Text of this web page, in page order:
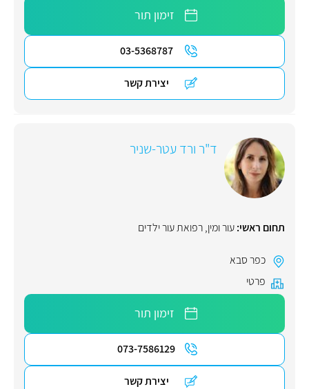
זימון תור
03-5368787
יצירת קשר
ד"ר ורד עטר-שניר
תחום ראשי:עור ומין,רפואת עור ילדים
כפר סבא
פרטי
זימון תור
073-7586129
יצירת קשר